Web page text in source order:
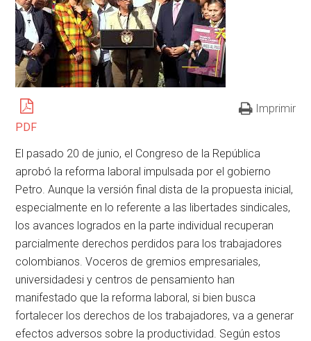
PDF
Imprimir
El pasado 20 de junio, el Congreso de la República
aprobó la reforma laboral impulsada por el gobierno
Petro. Aunque la versión final dista de la propuesta inicial,
especialmente en lo referente a las libertades sindicales,
los avances logrados en la parte individual recuperan
parcialmente derechos perdidos para los trabajadores
colombianos. Voceros de gremios empresariales,
universidadesi y centros de pensamiento han
manifestado que la reforma laboral, si bien busca
fortalecer los derechos de los trabajadores, va a generar
efectos adversos sobre la productividad. Según estos